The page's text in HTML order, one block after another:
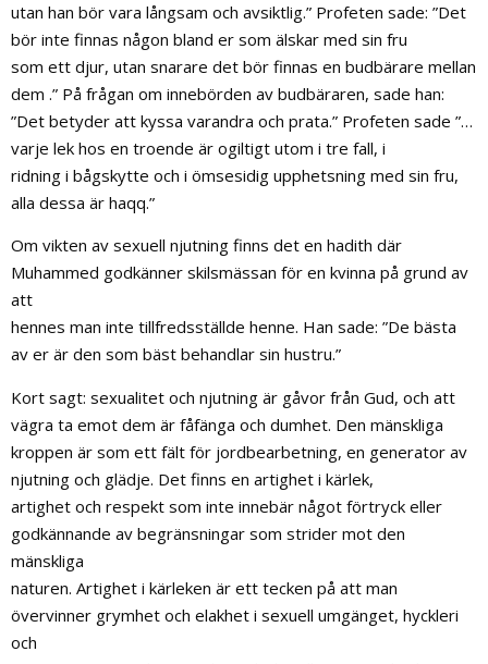
utan han bör vara långsam och avsiktlig.” Profeten sade: ”Det
bör inte finnas någon bland er som älskar med sin fru
som ett djur, utan snarare det bör finnas en budbärare mellan
dem .” På frågan om innebörden av budbäraren, sade han:
”Det betyder att kyssa varandra och prata.” Profeten sade ”…
varje lek hos en troende är ogiltigt utom i tre fall, i
ridning i bågskytte och i ömsesidig upphetsning med sin fru,
alla dessa är haqq.”
Om vikten av sexuell njutning finns det en hadith där
Muhammed godkänner skilsmässan för en kvinna på grund av
att
hennes man inte tillfredsställde henne. Han sade: ”De bästa
av er är den som bäst behandlar sin hustru.”
Kort sagt: sexualitet och njutning är gåvor från Gud, och att
vägra ta emot dem är fåfänga och dumhet. Den mänskliga
kroppen är som ett fält för jordbearbetning, en generator av
njutning och glädje. Det finns en artighet i kärlek,
artighet och respekt som inte innebär något förtryck eller
godkännande av begränsningar som strider mot den
mänskliga
naturen. Artighet i kärleken är ett tecken på att man
övervinner grymhet och elakhet i sexuell umgänget, hyckleri
och